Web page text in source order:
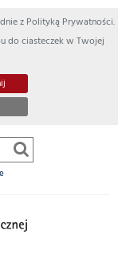
z Polityką Prywatności.
do ciasteczek w Twojej